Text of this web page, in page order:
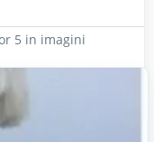
5 in imagini